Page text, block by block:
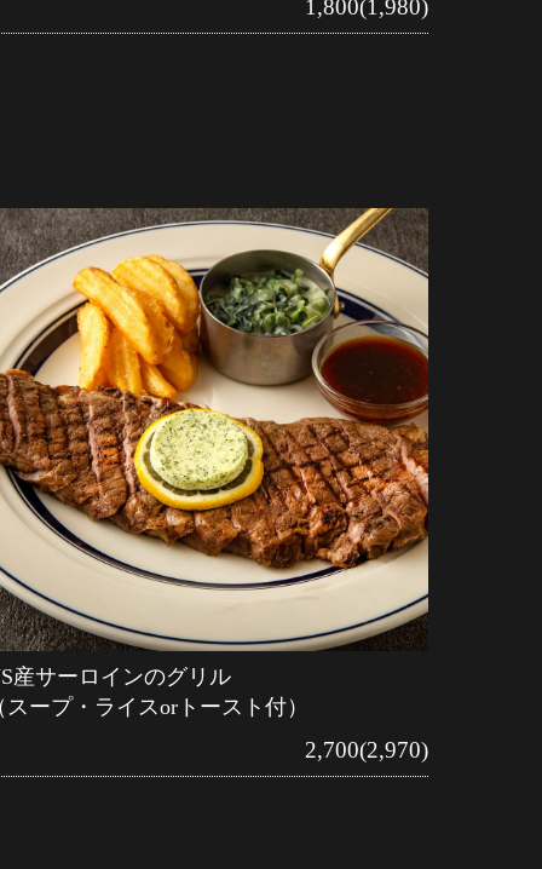
1,800(1,980)
産サーロインのグリル
スープ・ライスorトースト付）
2,700(2,970)